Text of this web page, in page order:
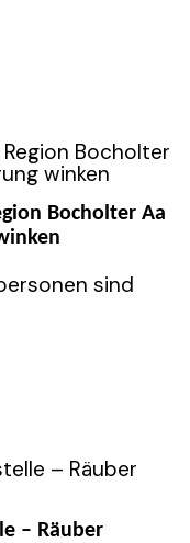
Bocholter Aa
sind
– Räuber